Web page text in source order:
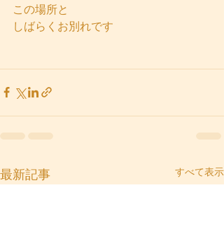
この場所と
しばらくお別れです
最新記事 すべて表示